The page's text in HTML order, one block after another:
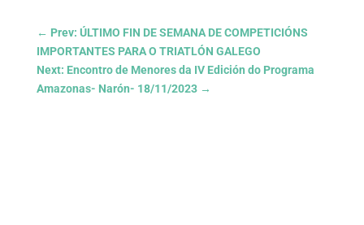
← Prev: ÚLTIMO FIN DE SEMANA DE COMPETICIÓNS
IMPORTANTES PARA O TRIATLÓN GALEGO
Next: Encontro de Menores da IV Edición do Programa
Amazonas- Narón- 18/11/2023→